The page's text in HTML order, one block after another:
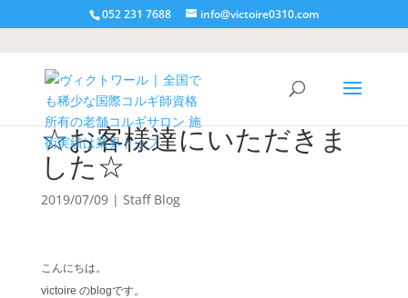
052 231 7688 info@victoire0310.com
☆お客様達にいただきま
した☆
2019/07/09| Staff Blog
こんにちは。
victoire のblogです。